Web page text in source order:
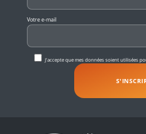
Votre e-mail
J'accepte que mes données soient utilisées